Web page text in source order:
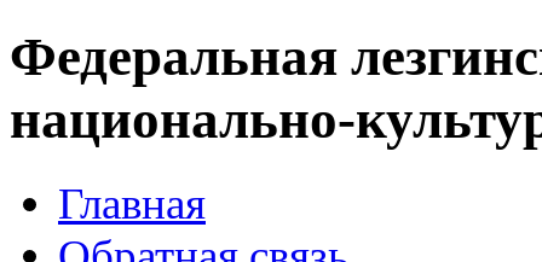
Федеральная
национально-
Главная